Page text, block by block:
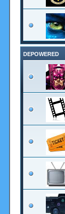
DEPOWERED